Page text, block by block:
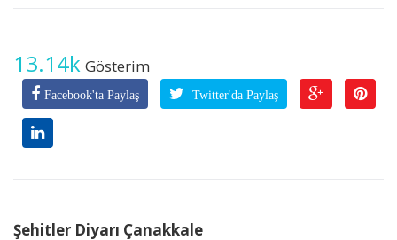
13.14k Gösterim
Facebook'ta Paylaş Twitter'da Paylaş
Şehitler Diyarı Çanakkale